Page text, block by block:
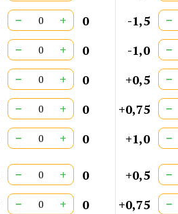
− +
0
− +
0
− +
0
− +
0
− + 0
-1,5
−
-1,0
−
+0,5
−
+0,75
−
+1,0
−
− +
0
− +
0
+0,5 −
+0,75
−